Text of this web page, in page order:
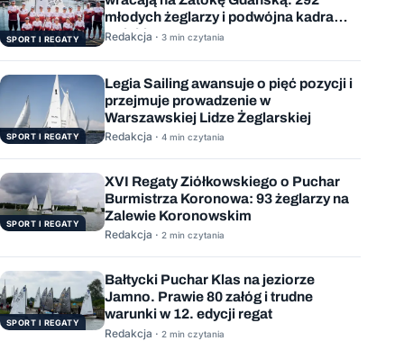
SPORT I REGATY
młodych żeglarzy i podwójna kadra
Polski
Redakcja · 3 min czytania
SPORT I REGATY
Legia Sailing awansuje o pięć pozycji i
przejmuje prowadzenie w
Warszawskiej Lidze Żeglarskiej
Redakcja · 4 min czytania
SPORT I REGATY
XVI Regaty Ziółkowskiego o Puchar
Burmistrza Koronowa: 93 żeglarzy na
Zalewie Koronowskim
Redakcja · 2 min czytania
SPORT I REGATY
Bałtycki Puchar Klas na jeziorze
Jamno. Prawie 80 załóg i trudne
warunki w 12. edycji regat
Redakcja · 2 min czytania